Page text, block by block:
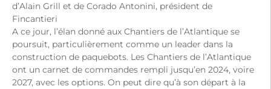
d’Alain Grill et de Corado Antonini, président de
Fincantieri
A ce jour, l’élan donné aux Chantiers de l’Atlantique se
poursuit, particulièrement comme un leader dans la
construction de paquebots. Les Chantiers de l’Atlantique
ont un carnet de commandes rempli jusqu’en 2024, voire
2027, avec les options. On peut dire qu’à son départ à la